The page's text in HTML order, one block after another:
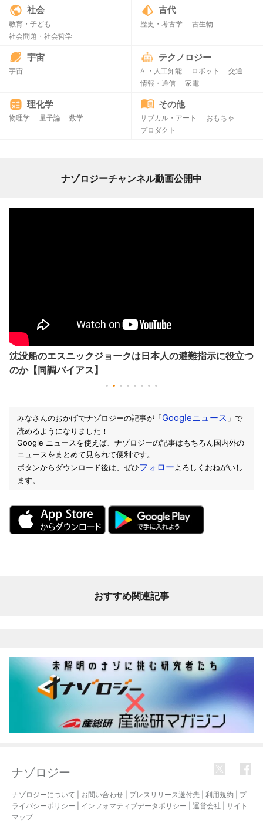
社会
教育・子ども
社会問題・社会哲学
古代
歴史・考古学 古生物
宇宙
宇宙
テクノロジー
AI・人工知能 ロボット
交通
情報・通信
家電
理化学
物理学 量子論 数学
その他
サブカル・アート
おもちゃ
プロダクト
ナゾロジーチャンネル動画公開中
沈没船のエスニックジョークは日本人の避難指示に役立つ
のか【同調バイアス】
みなさんのおかげでナゾロジーの記事が「Googleニュース 」で
読めるようになりました！
Google ニュースを使えば、ナゾロジーの記事はもちろん国内外の
ニュースをまとめて見られて便利です。
ボタンからダウンロード後は、ぜひフォローよろしくおねがいし
ます。
おすすめ関連記事
ナゾロジー
ナゾロジーについて お問い合わせ プレスリリース送付先 利用規約
プ
ライバシーポリシー
インフォマティブデータポリシー 運営会社
サイト
マップ